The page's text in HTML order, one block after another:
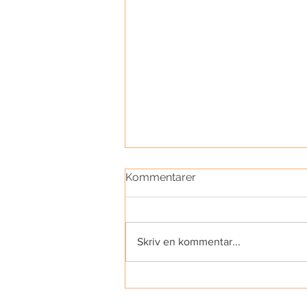
Kommentarer
Skriv en kommentar...